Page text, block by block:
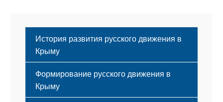
История развития русского движения в
Крыму
Формирование русского движения в
Крыму
Русский Крым